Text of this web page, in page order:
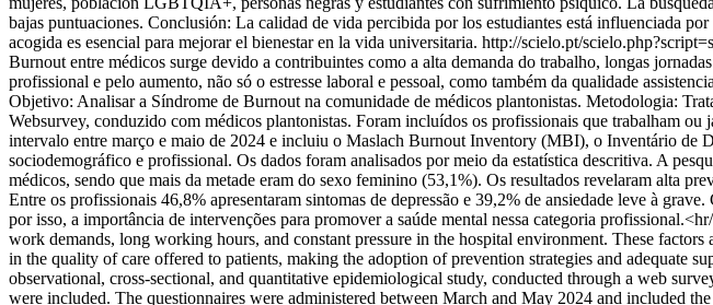
bajas puntuaciones. Conclusión: La calidad de vida percibida por los estudiantes está influenciada
acogida es esencial para mejorar el bienestar en la vida universitaria. http://scielo.pt/
Burnout entre médicos surge devido a contribuintes como a alta demanda do trabalho, longas
profissional e pelo aumento, não só o estresse laboral e pessoal, como também da qualidade
Objetivo: Analisar a Síndrome de Burnout na comunidade de médicos plantonistas. Metodologia:
Websurvey, conduzido com médicos plantonistas. Foram incluídos os profissionais que trabalham
intervalo entre março e maio de 2024 e incluiu o Maslach Burnout Inventory (MBI), o Inventário
sociodemográfico e profissional. Os dados foram analisados por meio da estatística descritiva. A
médicos, sendo que mais da metade eram do sexo feminino (53,1%). Os resultados revelaram alta
Entre os profissionais 46,8% apresentaram sintomas de depressão e 39,2% de ansiedade leve à
por isso, a importância de intervenções para promover a saúde mental nessa categoria
work demands, long working hours, and constant pressure in the hospital environment. These
in the quality of care offered to patients, making the adoption of prevention strategies and adequate
observational, cross-sectional, and quantitative epidemiological study, conducted through a web
were included. The questionnaires were administered between March and May 2024 and